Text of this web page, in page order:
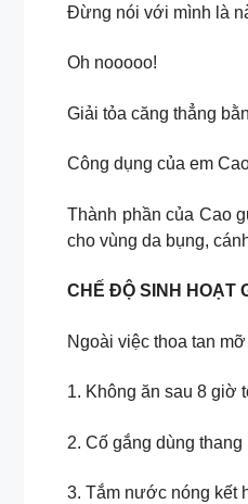
Đừng nói với mình là
Oh nooooo!
Giải tỏa căng thẳng
Công dụng của em
Thành phần của Cao
cho vùng da bụng,
CHẾ ĐỘ SINH HOẠT
Ngoài việc thoa tan
1. Không ăn sau 8 giờ
2. Cố gắng dùng
3. Tắm nước nóng kết